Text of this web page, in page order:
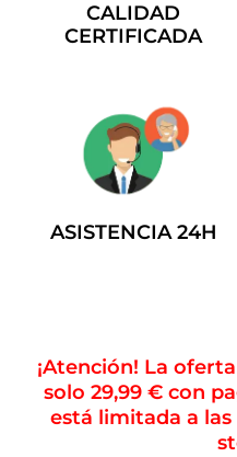
CALIDAD
CERTIFICADA
ASISTENCIA 24H
¡Atención! La
solo 29,99 € con
está limitada a